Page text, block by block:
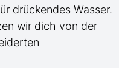
drückendes Wasser.
wir dich von der